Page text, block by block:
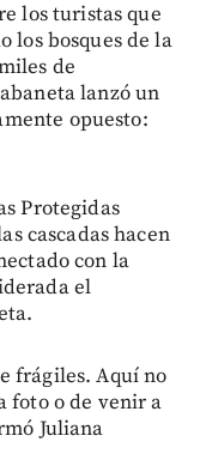
los turistas que
los bosques de la
de
lanzó un
opuesto:
Protegidas
cascadas hacen
con la
el
frágiles. Aquí no
foto o de venir a
Juliana